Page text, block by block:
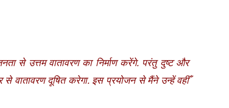
से उत्तम वातावरण का निर्माण करेंगे. परंतु दुष्ट और
से वातावरण दूषित करेगा. इस प्रयोजन से मैंने उन्हें वहीँ